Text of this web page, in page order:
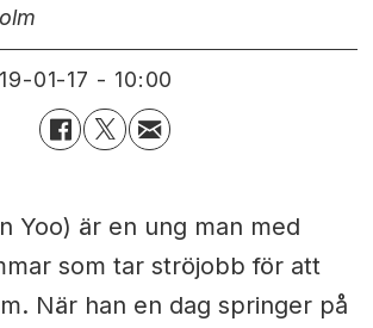
01-17 - 10:00
Yoo) är en ung man med
som tar ströjobb för att
När han en dag springer på